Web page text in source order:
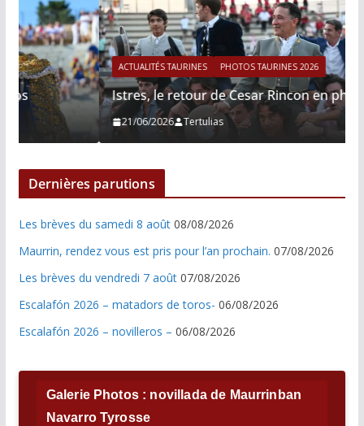
ACTUALITÉS TAURINES PHOTOS TAURINES 2026
Istres, le retour de Cesar Rincon en photos
21/06/2026 Tertulias
Dernières parutions
Les brèves du samedi 8 août 08/08/2026
Maurrin, rendez vous est pris pour l’an prochain. 07/08/2026
Les brèves du vendredi 7 août 07/08/2026
Escalafón 2026 – matadors de toros- 06/08/2026
Escalafón 2026 – novilleros – 06/08/2026
Galerie Photos : novillada de Maurrinban
Navarro Tyrosse